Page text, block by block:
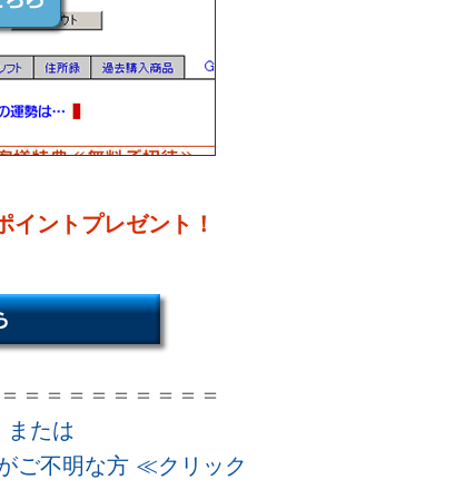
ントプレゼント！
＝＝＝＝＝＝＝＝＝
明な方、または
ご不明な方 ≪クリック